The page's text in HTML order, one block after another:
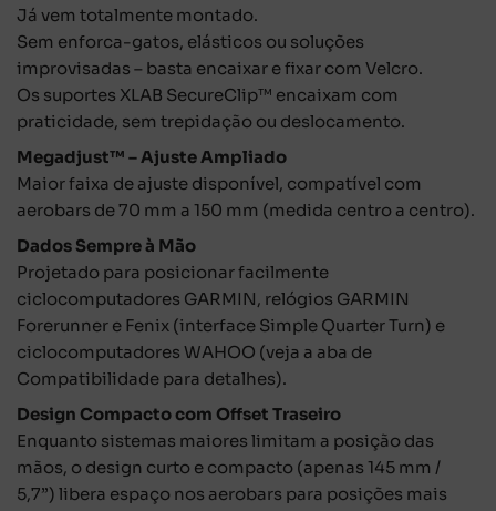
Já vem totalmente montado.
Sem enforca-gatos, elásticos ou soluções
improvisadas – basta encaixar e fixar com Velcro.
Os suportes XLAB SecureClip™ encaixam com
praticidade, sem trepidação ou deslocamento.
Megadjust™ – Ajuste Ampliado
Maior faixa de ajuste disponível, compatível com
aerobars de 70 mm a 150 mm (medida centro a centro).
Dados Sempre à Mão
Projetado para posicionar facilmente
ciclocomputadores GARMIN, relógios GARMIN
Forerunner e Fenix (interface Simple Quarter Turn) e
ciclocomputadores WAHOO (veja a aba de
Compatibilidade para detalhes).
Design Compacto com Offset Traseiro
Enquanto sistemas maiores limitam a posição das
mãos, o design curto e compacto (apenas 145 mm /
5,7”) libera espaço nos aerobars para posições mais